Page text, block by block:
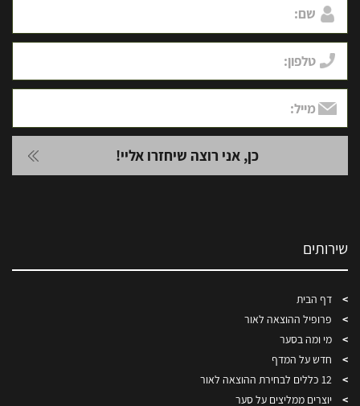
שירותים
דף הבית
פרופיל ההוצאה לאור
מי ומה בסער
חדש על המדף
12 כללים לבחירת ההוצאה לאור
יוצרים ממליצים על סער